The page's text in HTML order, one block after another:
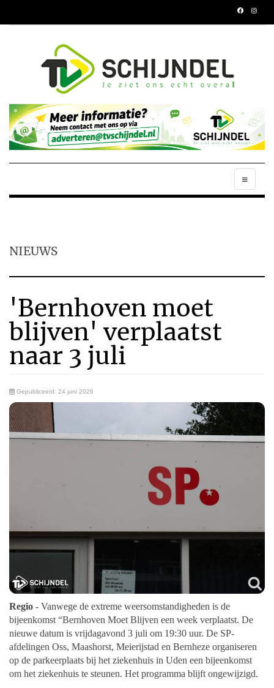
NIEUWS
'Bernhoven moet
blijven' verplaatst
naar 3 juli
Gepubliceerd: 24 juni 2026
Regio - Vanwege de extreme weersomstandigheden is de
bijeenkomst “Bernhoven Moet Blijven een week verplaatst. De
nieuwe datum is vrijdagavond 3 juli om 19:30 uur. De SP-
afdelingen Oss, Maashorst, Meierijstad en Bernheze organiseren
op de parkeerplaats bij het ziekenhuis in Uden een bijeenkomst
om het ziekenhuis te steunen. Het programma blijft ongewijzigd.